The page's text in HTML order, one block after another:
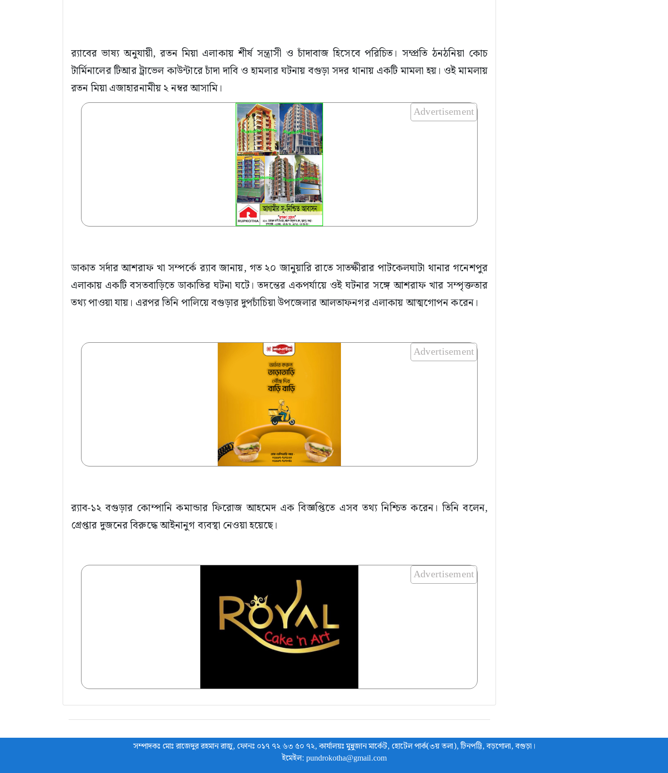
র‍্যাবের ভাষ্য অনুযায়ী, রতন মিয়া এলাকায় শীর্ষ সন্ত্রাসী ও চাঁদাবাজ হিসেবে পরিচিত। সম্প্রতি ঠনঠনিয়া কোচ
টার্মিনালের টিআর ট্রাভেল কাউন্টারে চাঁদা দাবি ও হামলার ঘটনায় বগুড়া সদর থানায় একটি মামলা হয়। ওই মামলায়
রতন মিয়া এজাহারনামীয় ২ নম্বর আসামি।
Advertisement
ডাকাত সর্দার আশরাফ খা সম্পর্কে র‍্যাব জানায়, গত ২০ জানুয়ারি রাতে সাতক্ষীরার পাটকেলঘাটা থানার গনেশপুর
এলাকায় একটি বসতবাড়িতে ডাকাতির ঘটনা ঘটে। তদন্তের একপর্যায়ে ওই ঘটনার সঙ্গে আশরাফ খার সম্পৃক্ততার
তথ্য পাওয়া যায়। এরপর তিনি পালিয়ে বগুড়ার দুপচাঁচিয়া উপজেলার আলতাফনগর এলাকায় আত্মগোপন করেন।
Advertisement
র‍্যাব-১২ বগুড়ার কোম্পানি কমান্ডার ফিরোজ আহমেদ এক বিজ্ঞপ্তিতে এসব তথ্য নিশ্চিত করেন। তিনি বলেন,
গ্রেপ্তার দুজনের বিরুদ্ধে আইনানুগ ব্যবস্থা নেওয়া হয়েছে।
Advertisement
সম্পাদকঃ মোঃ রাজেদুর রহমান রাজু, ফোনঃ ০১৭ ৭২ ৬৩ ৫০ ৭২, কার্যালয়ঃ মুন্নুজান মার্কেট, হোটেল পার্ক(৩য় তলা), টিনপট্টি, বড়গোলা, বগুড়া।
ইমেইল: pundrokotha@gmail.com